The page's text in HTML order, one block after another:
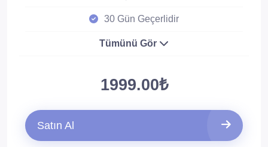
30 Gün Geçerlidir
Tümünü Gör
1999.00₺
Satın Al